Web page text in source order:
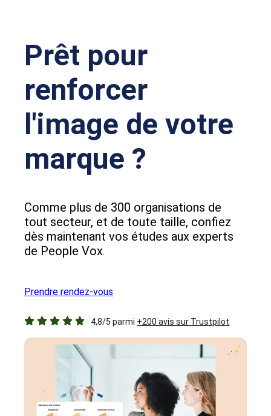
Prêt pour
renforcer
l'image de votre
marque ?
Comme plus de 300 organisations de
tout secteur, et de toute taille, confiez
dès maintenant vos études aux experts
de People Vox.
Prendre rendez-vous
4,8/5 parmi +200 avis sur Trustpilot